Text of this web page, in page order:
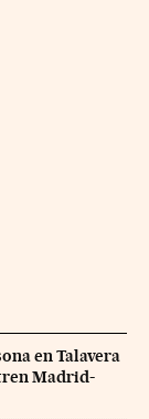
en Talavera
Madrid-